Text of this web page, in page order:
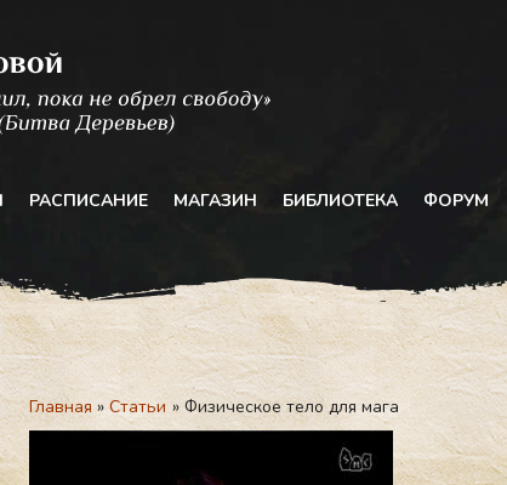
РАСПИСАНИЕ МАГАЗИН БИБЛИОТЕКА ФОРУМ
Главная Статьи Физическое тело для мага